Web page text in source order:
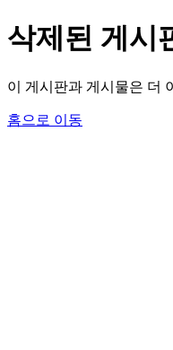
삭제된 게시
이 게시판과 게시물은 더
홈으로 이동